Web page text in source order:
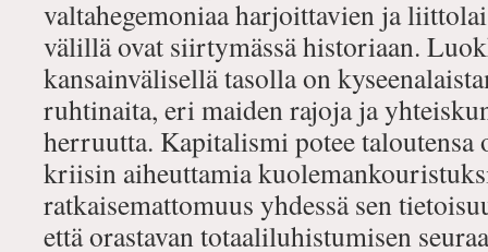
valtahegemoniaa harjoittavien ja
välillä ovat siirtymässä historiaan.
kansainvälisellä tasolla on
ruhtinaita, eri maiden rajoja ja
herruutta. Kapitalismi potee taloutensa
kriisin aiheuttamia
ratkaisemattomuus yhdessä sen
että orastavan totaaliluhistumisen